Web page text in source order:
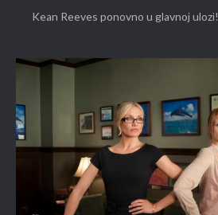
Kean Reeves ponovno u glavnoj ulozi!